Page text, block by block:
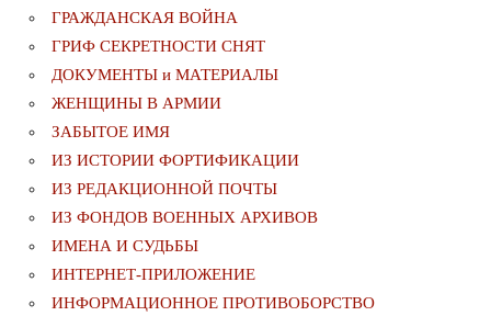
ГРАЖДАНСКАЯ ВОЙНА
ГРИФ СЕКРЕТНОСТИ СНЯТ
ДОКУМЕНТЫ и МАТЕРИАЛЫ
ЖЕНЩИНЫ В АРМИИ
ЗАБЫТОЕ ИМЯ
ИЗ ИСТОРИИ ФОРТИФИКАЦИИ
ИЗ РЕДАКЦИОННОЙ ПОЧТЫ
ИЗ ФОНДОВ ВОЕННЫХ АРХИВОВ
ИМЕНА И СУДЬБЫ
ИНТЕРНЕТ-ПРИЛОЖЕНИЕ
ИНФОРМАЦИОННОЕ ПРОТИВОБОРСТВО